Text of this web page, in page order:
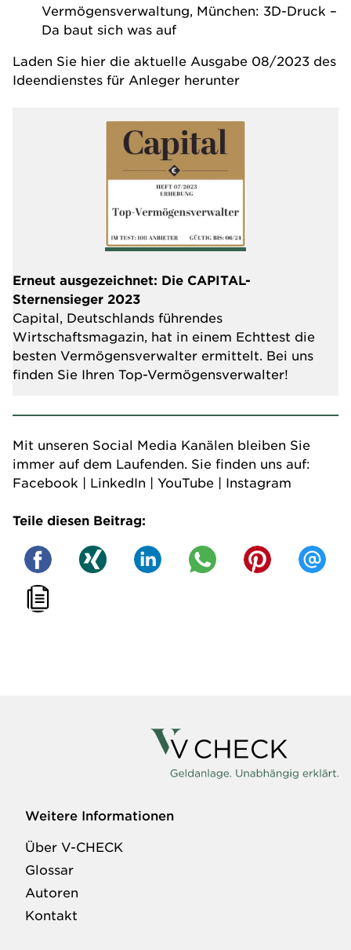
Vermögensverwaltung, München: 3D-Druck –
Da baut sich was auf
Laden Sie hier die aktuelle Ausgabe 08/2023 des
Ideendienstes für Anleger herunter
Erneut ausgezeichnet: Die CAPITAL-
Sternensieger 2023
Capital, Deutschlands führendes
Wirtschaftsmagazin, hat in einem Echttest die
besten Vermögensverwalter ermittelt. Bei uns
finden Sie Ihren Top-Vermögensverwalter!
Mit unseren Social Media Kanälen bleiben Sie
immer auf dem Laufenden. Sie finden uns auf:
Facebook | LinkedIn | YouTube | Instagram
Teile diesen Beitrag:
Weitere Informationen
Über V-CHECK
Glossar
Autoren
Kontakt